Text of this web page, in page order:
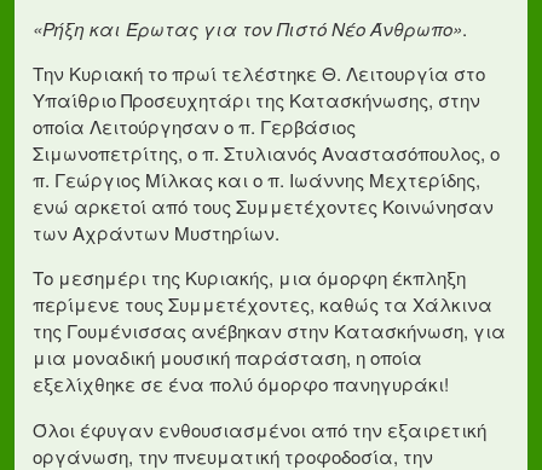
«Ρήξη και Έρωτας για τον Πιστό Νέο Άνθρωπο».
Την Κυριακή το πρωί τελέστηκε Θ. Λειτουργία στο
Υπαίθριο Προσευχητάρι της Κατασκήνωσης, στην
οποία Λειτούργησαν ο π. Γερβάσιος
Σιμωνοπετρίτης, ο π. Στυλιανός Αναστασόπουλος, ο
π. Γεώργιος Μίλκας και ο π. Ιωάννης Μεχτερίδης,
ενώ αρκετοί από τους Συμμετέχοντες Κοινώνησαν
των Αχράντων Μυστηρίων.
Το μεσημέρι της Κυριακής, μια όμορφη έκπληξη
περίμενε τους Συμμετέχοντες, καθώς τα Χάλκινα
της Γουμένισσας ανέβηκαν στην Κατασκήνωση, για
μια μοναδική μουσική παράσταση, η οποία
εξελίχθηκε σε ένα πολύ όμορφο πανηγυράκι!
Όλοι έφυγαν ενθουσιασμένοι από την εξαιρετική
οργάνωση, την πνευματική τροφοδοσία, την